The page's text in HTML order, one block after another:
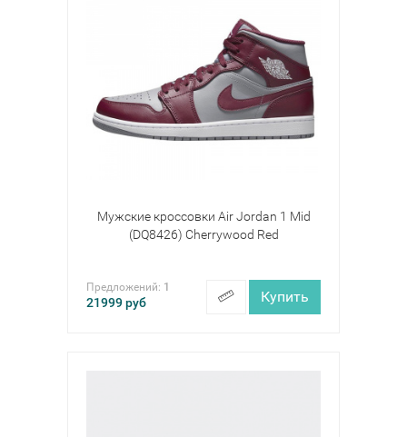
Мужские кроссовки Air Jordan 1 Mid
(DQ8426) Cherrywood Red
Предложений: 1
21999руб Купить